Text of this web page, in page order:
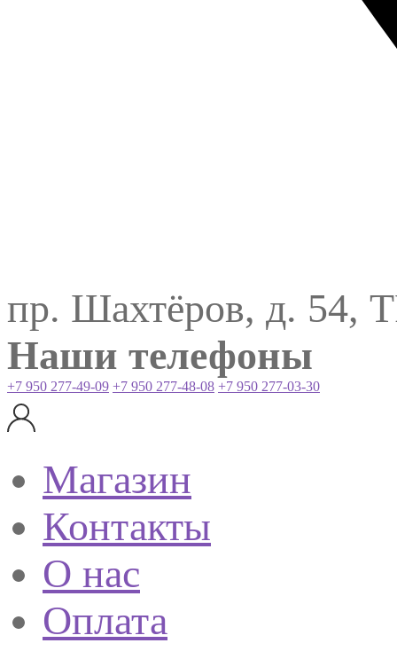
пр. Шахтёров, д. 54,
Наши телефоны
+7 950 277-49-09 +7 950 277-48-08 +7 950 277-03-30
Магазин
Контакты
О нас
Оплата